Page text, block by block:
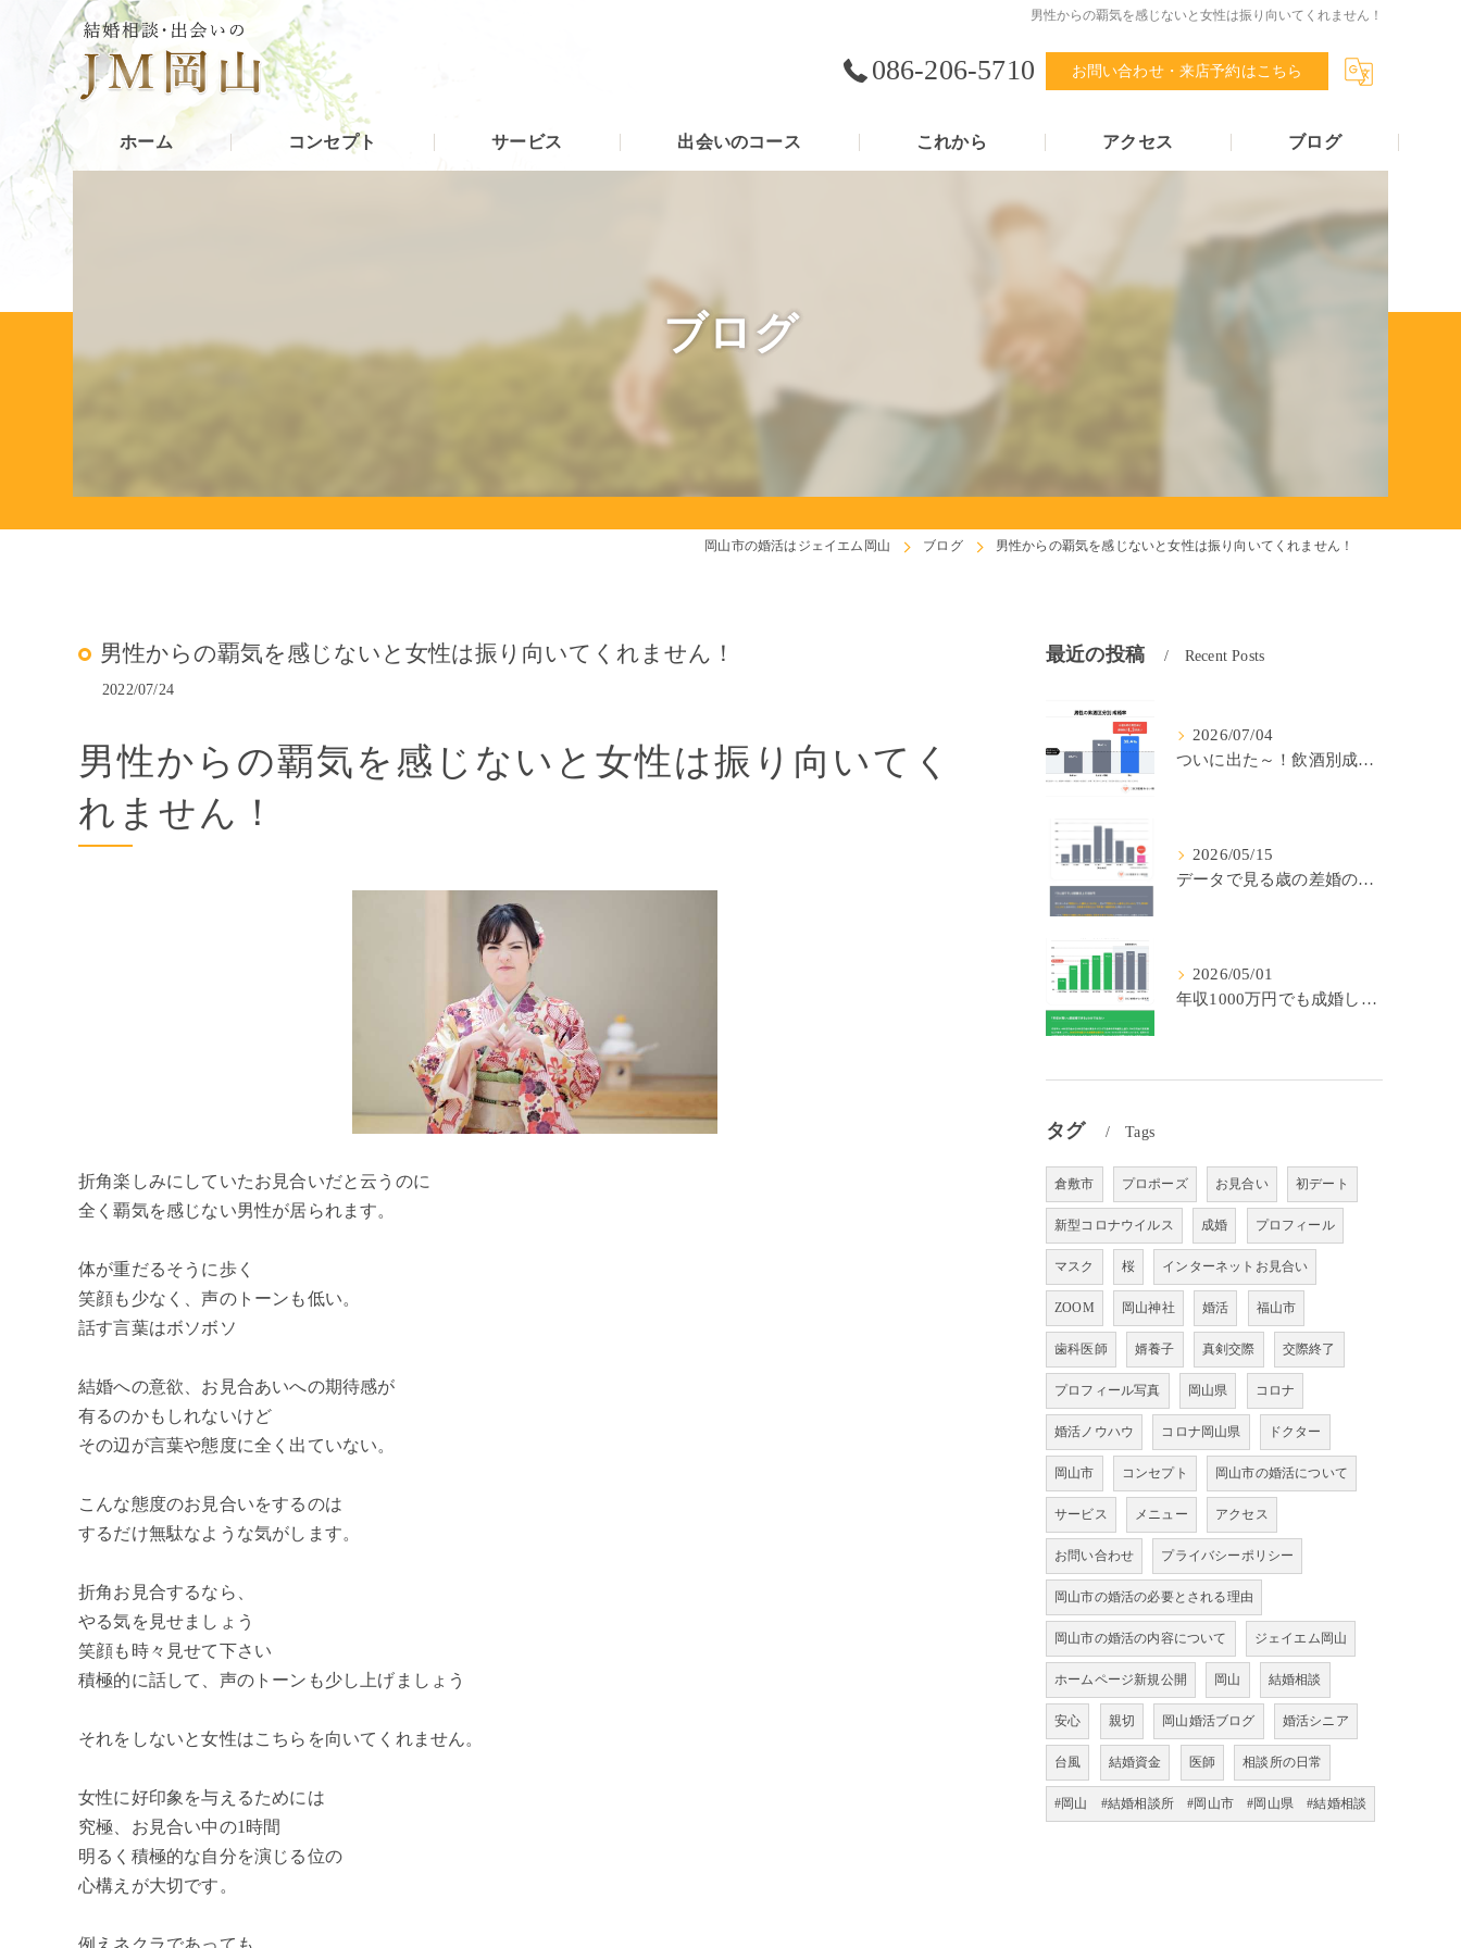
男性からの覇気を感じないと女性は振り向いてくれません！
086-206-5710 お問い合わせ・来店予約はこちら
ホーム コンセプト サービス 出会いのコース これから アクセス ブログ
ブログ
岡山市の婚活はジェイエム岡山 ブログ 男性からの覇気を感じないと女性は振り向いてくれません！
男性からの覇気を感じないと女性は振り向いてくれません！
2022/07/24
男性からの覇気を感じないと女性は振り向いてく
れません！
折角楽しみにしていたお見合いだと云うのに
全く覇気を感じない男性が居られます。
体が重だるそうに歩く
笑顔も少なく、声のトーンも低い。
話す言葉はボソボソ
結婚への意欲、お見合あいへの期待感が
有るのかもしれないけど
その辺が言葉や態度に全く出ていない。
こんな態度のお見合いをするのは
するだけ無駄なような気がします。
折角お見合するなら、
やる気を見せましょう
笑顔も時々見せて下さい
積極的に話して、声のトーンも少し上げましょう
それをしないと女性はこちらを向いてくれません。
女性に好印象を与えるためには
究極、お見合い中の1時間
明るく積極的な自分を演じる位の
心構えが大切です。
最近の投稿 Recent Posts
2026/07/04
ついに出た～！飲酒別成婚率(IBJ)！
2026/05/15
データで見る歳の差婚の確率の低さ。
2026/05/01
年収1000万円でも成婚しやすいとは限らない? 「年収帯別の成婚率」のリアル
タグ Tags
倉敷市 プロポーズ お見合い 初デート
新型コロナウイルス 成婚 プロフィール
マスク 桜 インターネットお見合い
ZOOM 岡山神社 婚活 福山市
歯科医師 婿養子 真剣交際 交際終了
プロフィール写真 岡山県 コロナ
婚活ノウハウ コロナ岡山県 ドクター
岡山市 コンセプト 岡山市の婚活について
サービス メニュー アクセス
お問い合わせ プライバシーポリシー
岡山市の婚活の必要とされる理由
岡山市の婚活の内容について ジェイエム岡山
ホームページ新規公開 岡山 結婚相談
安心 親切 岡山婚活ブログ 婚活シニア
台風 結婚資金 医師 相談所の日常
#岡山 #結婚相談所 #岡山市 #岡山県 #結婚相談